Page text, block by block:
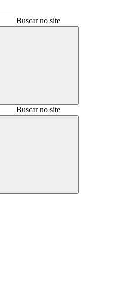
Buscar no site
BuscarBuscar no site
Buscar